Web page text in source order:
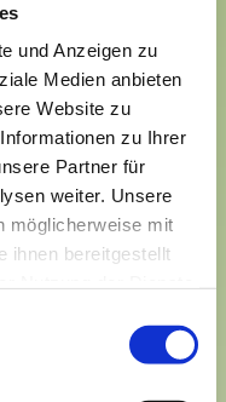
und Anzeigen zu
Medien anbieten
Website zu
zu Ihrer
Partner für
weiter. Unsere
möglicherweise mit
ihnen bereitgestellt
das
Auftritt